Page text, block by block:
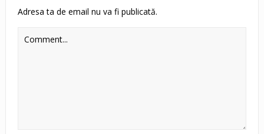
Adresa ta de email nu va fi publicată.